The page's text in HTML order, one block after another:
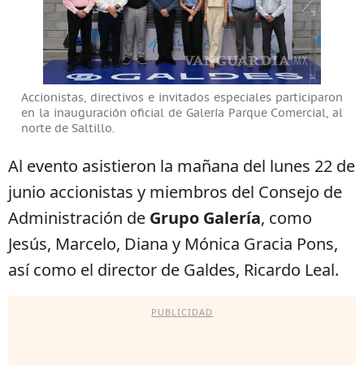
Accionistas, directivos e invitados especiales participaron
en la inauguración oficial de Galería Parque Comercial, al
norte de Saltillo.
Al evento asistieron la mañana del lunes 22 de
junio accionistas y miembros del Consejo de
Administración de Grupo Galería, como
Jesús, Marcelo, Diana y Mónica Gracia Pons,
así como el director de Galdes, Ricardo Leal.
PUBLICIDAD